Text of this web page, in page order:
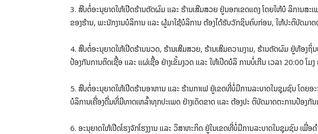
3. ສືບຕໍ່ອະນຸຍາດໃຫ້ເປີດຮ້ານຕັດຜົມ ແລະ ຮ້ານເສີມສວຍ ຢູ່ນອກເຂດແດງ ໂດຍໃຫ້ບໍ ລິການສະ
ຂອງຮ້ານ, ພະນັກງານບໍລິການ ແລະ ຜູ້ມາໃຊ້ບໍລິການ ຕ້ອງໄດ້ຮັບວັກຊິນຄົບກ່ອນ, ໃຫ້ປະຕິບັດມາດ
4. ສືບຕໍ່ອະນຸຍາດໃຫ້ເປີດຮ້ານນວດ, ຮ້ານເສີມສວຍ, ຮ້ານເສີມຄວາມງາມ, ຮ້ານຕັດຜົມ ຢູ່ທ້ອງ
ປ້ອງກັນການຕິດເຊື້ອ ແລະ ແຜ່ເຊື້ອ ຢ່າງເຂັ້ມງວດ ແລະ ໃຫ້ເປິດບໍລິ ການບໍ່ເກີນ ເວລາ 20:00 ໂມງ
5. ສືບຕໍ່ອະນຸຍາດໃຫ້ເປີດຮ້ານອາຫານ ແລະ ຮ້ານກາເຟ ຢູ່ເຂດທີ່ບໍ່ມີການລະບາດໃນຊຸມຊົນ ໂດ
ບໍລິການເຄື່ອງດື່ມທີ່ມີທາດເຫລົ້າທຸກປະເພດ ຢ່າງເດັດຂາດ ແລະ ຕ້ອງປະ ຕິບັດມາດຕະການປ້ອງ
6. ອະນຸຍາດໃຫ້ເປີດໂຮງຈັກໂຮງງານ ແລະ ວິສາຫະກິດ ຢູ່ໃນເຂດທີ່ບໍ່ມີການລະບາດໃນຊຸມຊົນ ເ